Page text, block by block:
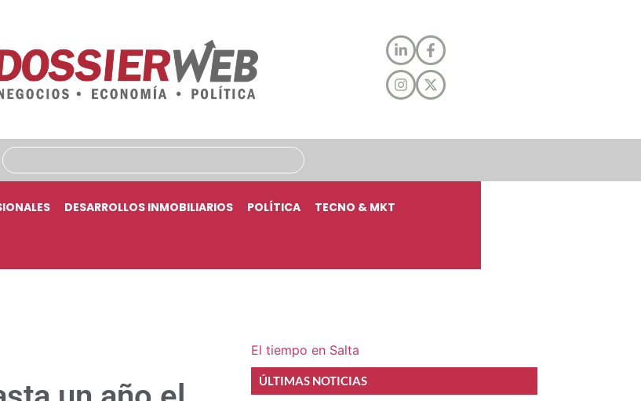
DESARROLLOS INMOBILIARIOS POLÍTICA TECNO & MKT
El tiempo en Salta
ÚLTIMAS NOTICIAS